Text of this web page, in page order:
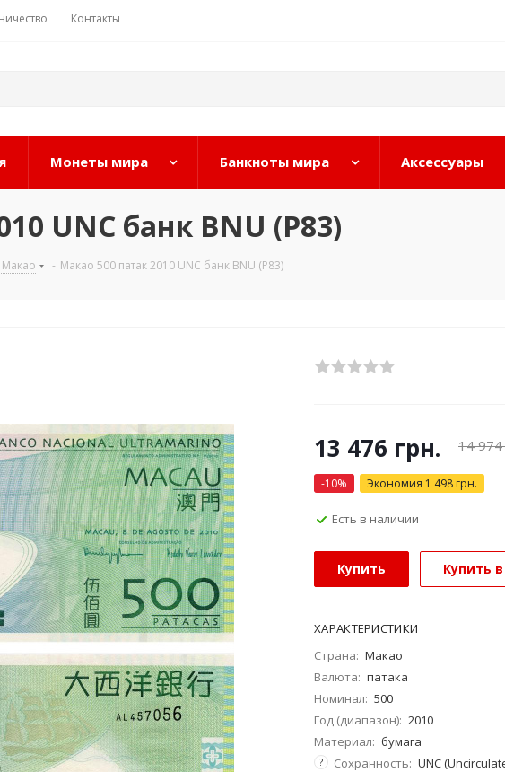
Контакты
Монеты мира Банкноты мира Аксессуары
UNC банк BNU (P83)
- Макао 500 патак 2010 UNC банк BNU (P83)
13 476 грн. 14 974
-10% Экономия 1 498 грн.
Есть в наличии
Купить Купить
ХАРАКТЕРИСТИКИ
Страна: Макао
Валюта: патака
Номинал: 500
Год (диапазон): 2010
Материал: бумага
? Сохранность: UNC